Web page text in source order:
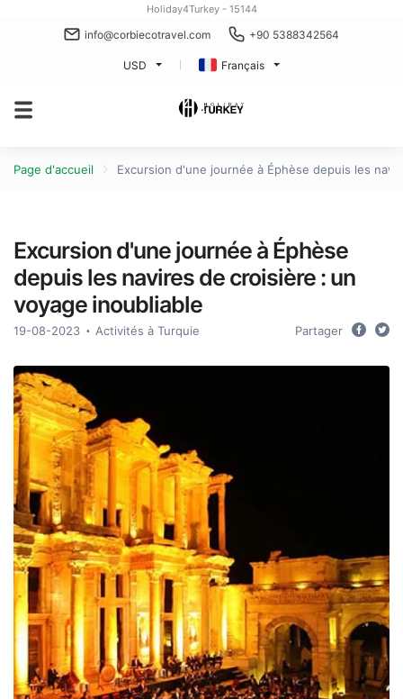
Holiday4Turkey - 15144
info@corbiecotravel.com +90 5388342564
USD Français
Page d'accueil Excursion d'une journée à Éphèse depuis les
Excursion d'une journée à Éphèse
depuis les navires de croisière : un
voyage inoubliable
19-08-2023 Activités à Turquie Partager